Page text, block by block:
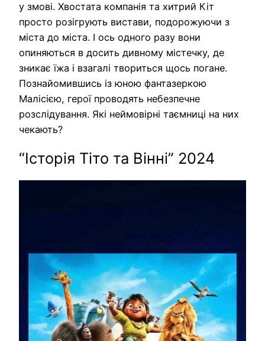
у змові. Хвостата компанія та хитрий Кіт
просто розігрують вистави, подорожуючи з
міста до міста. І ось одного разу вони
опиняються в досить дивному містечку, де
зникає їжа і взагалі твориться щось погане.
Познайомившись із юною фантазеркою
Малісією, герої проводять небезпечне
розслідування. Які неймовірні таємниці на них
чекають?
“Історія Тіто та Вінні” 2024